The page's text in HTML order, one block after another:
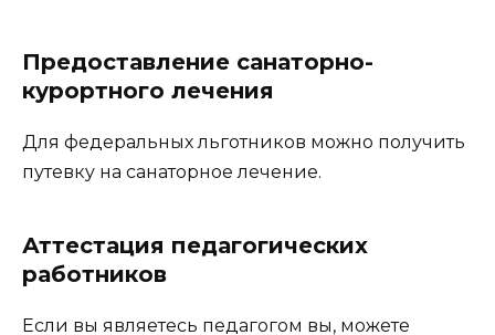
Предоставление санаторно-
курортного лечения
Для федеральных льготников можно получить
путевку на санаторное лечение.
Аттестация педагогических
работников
Если вы являетесь педагогом вы, можете